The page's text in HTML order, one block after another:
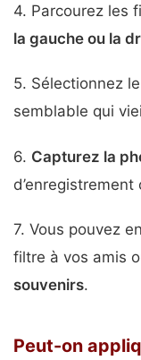
4. Parcourez les
la gauche ou la
5. Sélectionnez
semblable qui
6. Capturez la
d’enregistrement
7. Vous pouvez
filtre à vos amis
souvenirs.
Peut-on